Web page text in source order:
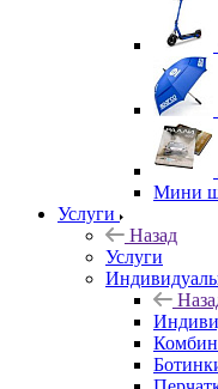
Мини
Услуги
Назад
Услуги